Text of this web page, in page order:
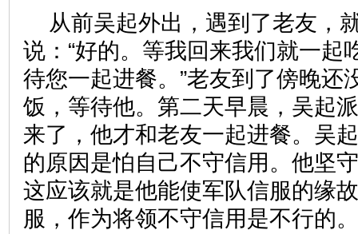
从前吴起外出，遇到了老友，
说：“好的。等我回来我们就一起
待您一起进餐。”老友到了傍晚还
饭，等待他。第二天早晨，吴起
来了，他才和老友一起进餐。吴
的原因是怕自己不守信用。他坚
这应该就是他能使军队信服的缘
服，作为将领不守信用是不行的。